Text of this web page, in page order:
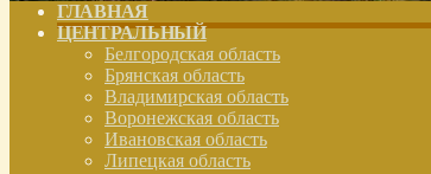
ГЛАВНАЯ
ЦЕНТРАЛЬНЫЙ
Белгородская область
Брянская область
Владимирская область
Воронежская область
Ивановская область
Липецкая область